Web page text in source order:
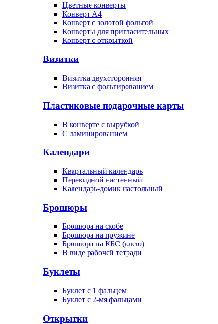
Цветные конверты
Конверт А4
Конверт с золотой фольгой
Конверты для пригласительных
Конверт с открыткой
Визитки
Визитка двухсторонняя
Визитка с фольгированием
Пластиковые подарочные карты
В конверте с вырубкой
С ламинированием
Календари
Квартальный календарь
Перекидной настенный
Календарь-домик настольный
Брошюры
Брошюра на скобе
Брошюра на пружине
Брошюра на КБС (клею)
В виде рабочей тетради
Буклеты
Буклет с 1 фальцем
Буклет с 2-мя фальцами
Открытки